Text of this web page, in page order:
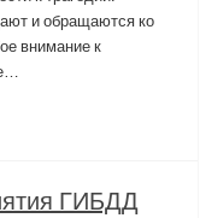
и обращаются ко
внимание к
ГИБДД